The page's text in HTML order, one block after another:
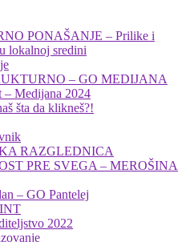
PONAŠANJE – Prilike i
lokalnoj sredini
– GO MEDIJANA
– Medijana 2024
šta da klikneš?!
RAZGLEDNICA
PRE SVEGA – MEROŠINA
– GO Pantelej
2022